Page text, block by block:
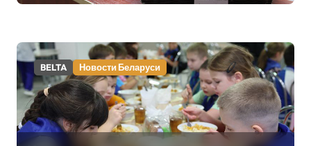
п
и
с
я
BELTA Новости Беларуси